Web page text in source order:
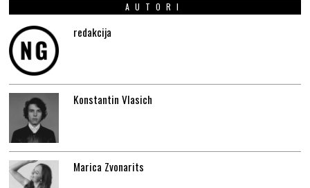
AUTORI
redakcija
Konstantin Vlasich
Marica Zvonarits